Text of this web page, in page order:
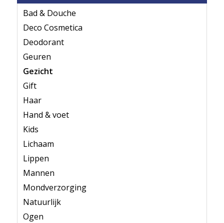
Bad & Douche
Deco Cosmetica
Deodorant
Geuren
Gezicht
Gift
Haar
Hand & voet
Kids
Lichaam
Lippen
Mannen
Mondverzorging
Natuurlijk
Ogen